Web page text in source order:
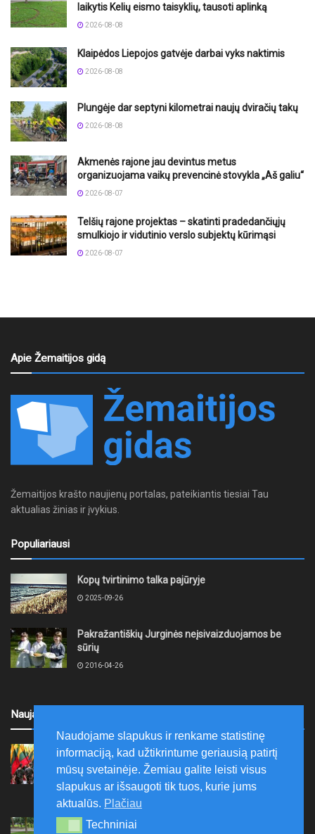
laikytis Kelių eismo taisyklių, tausoti aplinką
2026-08-08
Klaipėdos Liepojos gatvėje darbai vyks naktimis
2026-08-08
Plungėje dar septyni kilometrai naujų dviračių takų
2026-08-08
Akmenės rajone jau devintus metus
organizuojama vaikų prevencinė stovykla „Aš galiu“
2026-08-07
Telšių rajone projektas – skatinti pradedančiųjų
smulkiojo ir vidutinio verslo subjektų kūrimąsi
2026-08-07
Apie Žemaitijos gidą
Žemaitijos krašto naujienų portalas, pateikiantis tiesiai Tau
aktualias žinias ir įvykius.
Populiariausi
Kopų tvirtinimo talka pajūryje
2025-09-26
Pakražantiškių Jurginės neįsivaizduojamos be
sūrių
2016-04-26
Naujausi
Ariogaloje nuskambėjo tradicinis tremtinių, politinių
kalinių ir laisvės kovų dalyvių sąskrydis „Su Lietuva
širdy“
Mažeikių rajono savivaldybė ragina gyventojus
Naudojame slapukus ir renkame statistinę
informaciją, kad užtikrintume geriausią patirtį
mūsų svetainėje. Žemiau galite leisti visus
slapukus ar išsaugoti tik tuos, kurie jums
aktualūs. Plačiau
Techniniai
Techniniai